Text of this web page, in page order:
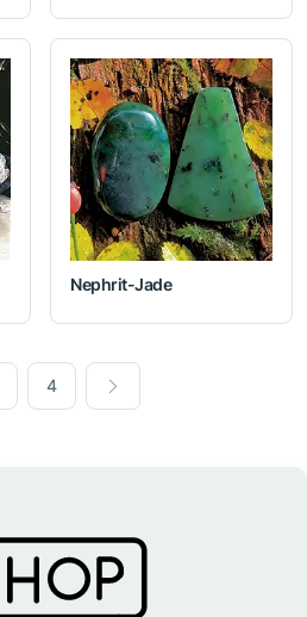
Nephrit-Jade
4